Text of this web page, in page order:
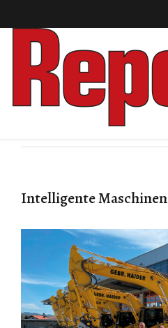
Intelligente Maschinen